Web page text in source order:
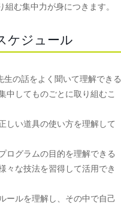
組む集中力が身につきます。
ケジュール
生の話をよく聞いて理解できる
中してものごとに取り組むこ
しい道具の使い方を理解して
ログラムの目的を理解できる
々な技法を習得して活用でき
ールを理解し、その中で自己